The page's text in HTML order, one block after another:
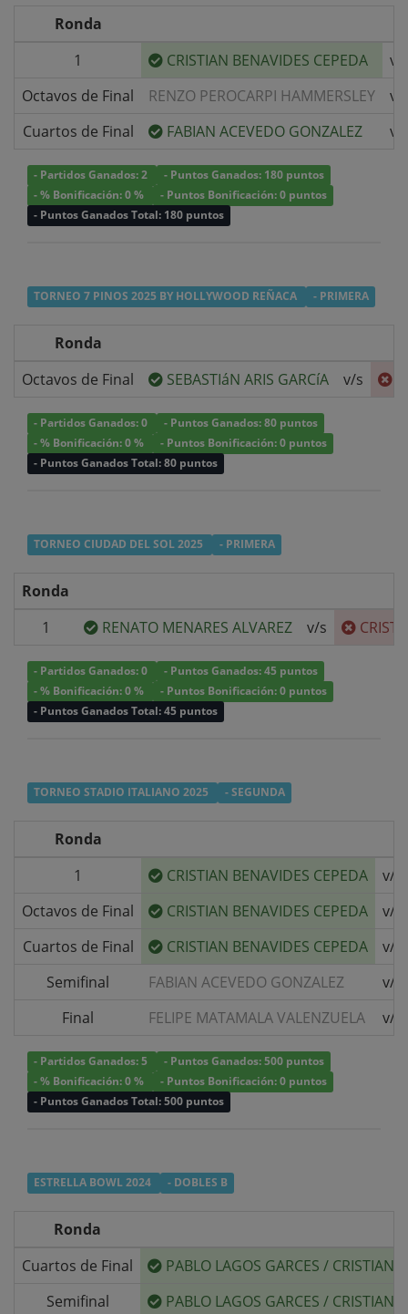
Ronda
1
CRISTIAN BENAVIDES CEPEDA
v/
Octavos de Final
RENZO PEROCARPI HAMMERSLEY
v/
Cuartos de Final
FABIAN ACEVEDO GONZALEZ v/
- Partidos Ganados: 2
- Puntos Ganados: 180 puntos
- % Bonificación: 0 %
- Puntos Bonificación: 0 puntos
- Puntos Ganados Total: 180 puntos
TORNEO 7 PINOS 2025 BY HOLLYWOOD REÑACA - PRIMERA
Ronda
Octavos de Final
SEBASTIáN ARIS GARCíA v/s
- Partidos Ganados: 0
- Puntos Ganados: 80 puntos
- % Bonificación: 0 %
- Puntos Bonificación: 0 puntos
- Puntos Ganados Total: 80 puntos
TORNEO CIUDAD DEL SOL 2025 - PRIMERA
Ronda
1
RENATO MENARES ALVAREZ v/s
- Partidos Ganados: 0
- Puntos Ganados: 45 puntos
- % Bonificación: 0 %
- Puntos Bonificación: 0 puntos
- Puntos Ganados Total: 45 puntos
TORNEO STADIO ITALIANO 2025 - SEGUNDA
Ronda
1
CRISTIAN BENAVIDES CEPEDA
v/s
Octavos de Final
CRISTIAN BENAVIDES CEPEDA
v/s
Cuartos de Final
CRISTIAN BENAVIDES CEPEDA
v/s
Semifinal
FABIAN ACEVEDO GONZALEZ
v/s
Final
FELIPE MATAMALA VALENZUELA v/s
- Partidos Ganados: 5
- Puntos Ganados: 500 puntos
- % Bonificación: 0 %
- Puntos Bonificación: 0 puntos
- Puntos Ganados Total: 500 puntos
ESTRELLA BOWL 2024 - DOBLES B
Ronda
Cuartos de Final
PABLO LAGOS GARCES / CRISTIAN
Semifinal
PABLO LAGOS GARCES / CRISTIAN